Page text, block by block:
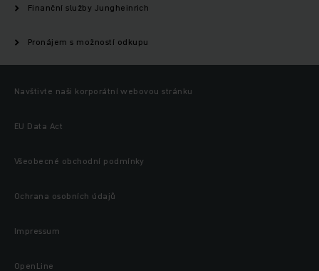
Finanční služby Jungheinrich
Pronájem s možností odkupu
Navštivte naši korporátní webovou stránku
EU Data Act
Všeobecné obchodní podmínky
Ochrana osobních údajů
Impressum
OpenLine